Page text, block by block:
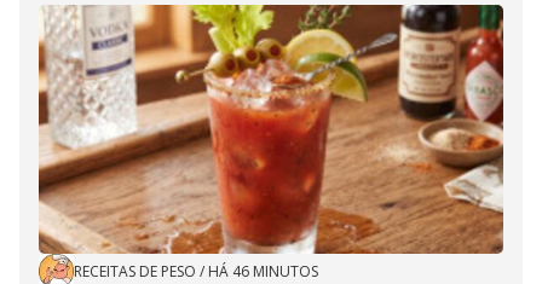
RECEITAS DE PESO / HÁ 46 MINUTOS